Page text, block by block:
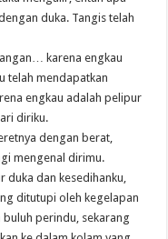
duka. Tangis telah
karena engkau
telah mendapatkan
engkau adalah pelipur
diriku.
dengan berat,
mengenal dirimu.
duka dan kesedihanku,
ditutupi oleh kegelapan
buluh perindu, sekarang